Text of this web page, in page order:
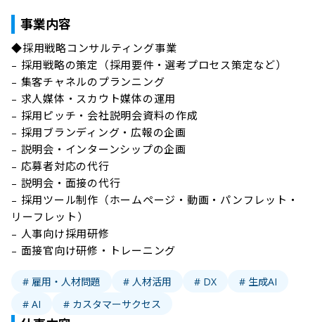
事業内容
◆採用戦略コンサルティング事業
– 採用戦略の策定（採用要件・選考プロセス策定など）
– 集客チャネルのプランニング
– 求人媒体・スカウト媒体の運用
– 採用ピッチ・会社説明会資料の作成
– 採用ブランディング・広報の企画
– 説明会・インターンシップの企画
– 応募者対応の代行
– 説明会・面接の代行
– 採用ツール制作（ホームページ・動画・パンフレット・
リーフレット）
– 人事向け採用研修
# 雇用・人材問題 # 人材活用 # DX
# 生成AI
# AI
# カスタマーサクセス